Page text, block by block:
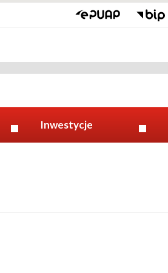
Inwestycje